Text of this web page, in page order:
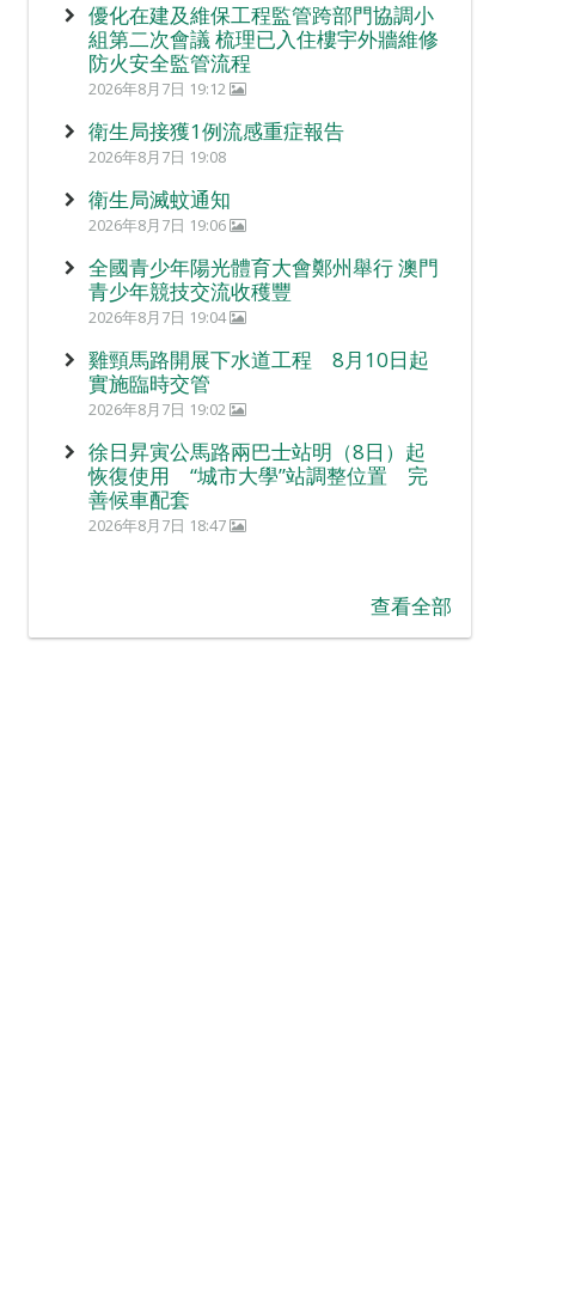
優化在建及維保工程監管跨部門協調小
組第二次會議 梳理已入住樓宇外牆維修
防火安全監管流程
2026年8月7日 19:12
衛生局接獲1例流感重症報告
2026年8月7日 19:08
衛生局滅蚊通知
2026年8月7日 19:06
全國青少年陽光體育大會鄭州舉行 澳門
青少年競技交流收穫豐
2026年8月7日 19:04
雞頸馬路開展下水道工程 8月10日起
實施臨時交管
2026年8月7日 19:02
徐日昇寅公馬路兩巴士站明（8日）起
恢復使用 “城市大學”站調整位置 完
善候車配套
2026年8月7日 18:47
查看全部